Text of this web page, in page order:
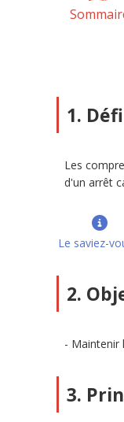
1.
Les
d'un arrêt
Le saviez-
2.
Maintenir
3.